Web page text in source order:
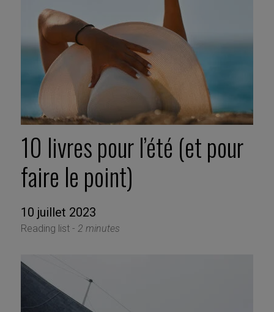
10 livres pour l’été (et pour
faire le point)
10 juillet 2023
Reading list - 2 minutes